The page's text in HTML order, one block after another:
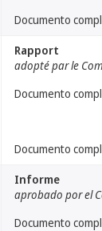
Documento
Rapport
adopté par le
Documento
Documento
Informe
aprobado por el
Documento